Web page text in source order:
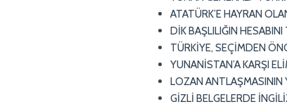
ATATÜRK’E HAYRAN
DİK BAŞLILIĞIN
TÜRKİYE, SEÇİMDEN
YUNANİSTAN’A KARŞI
LOZAN ANTLAŞMASININ
GİZLİ BELGELERDE